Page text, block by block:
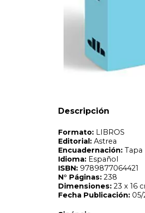
Descripción
LIBROS
Astrea
Encuadernación:Tapa Blanda
Español
ISBN:9789877064421
Páginas:238
En esta obra, desde la